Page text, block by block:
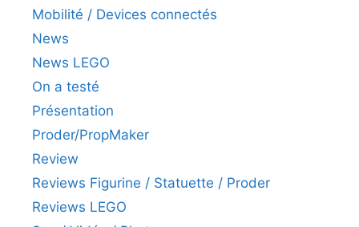
Mobilité / Devices connectés
News
News LEGO
On a testé
Présentation
Proder/PropMaker
Review
Reviews Figurine / Statuette / Proder
Reviews LEGO